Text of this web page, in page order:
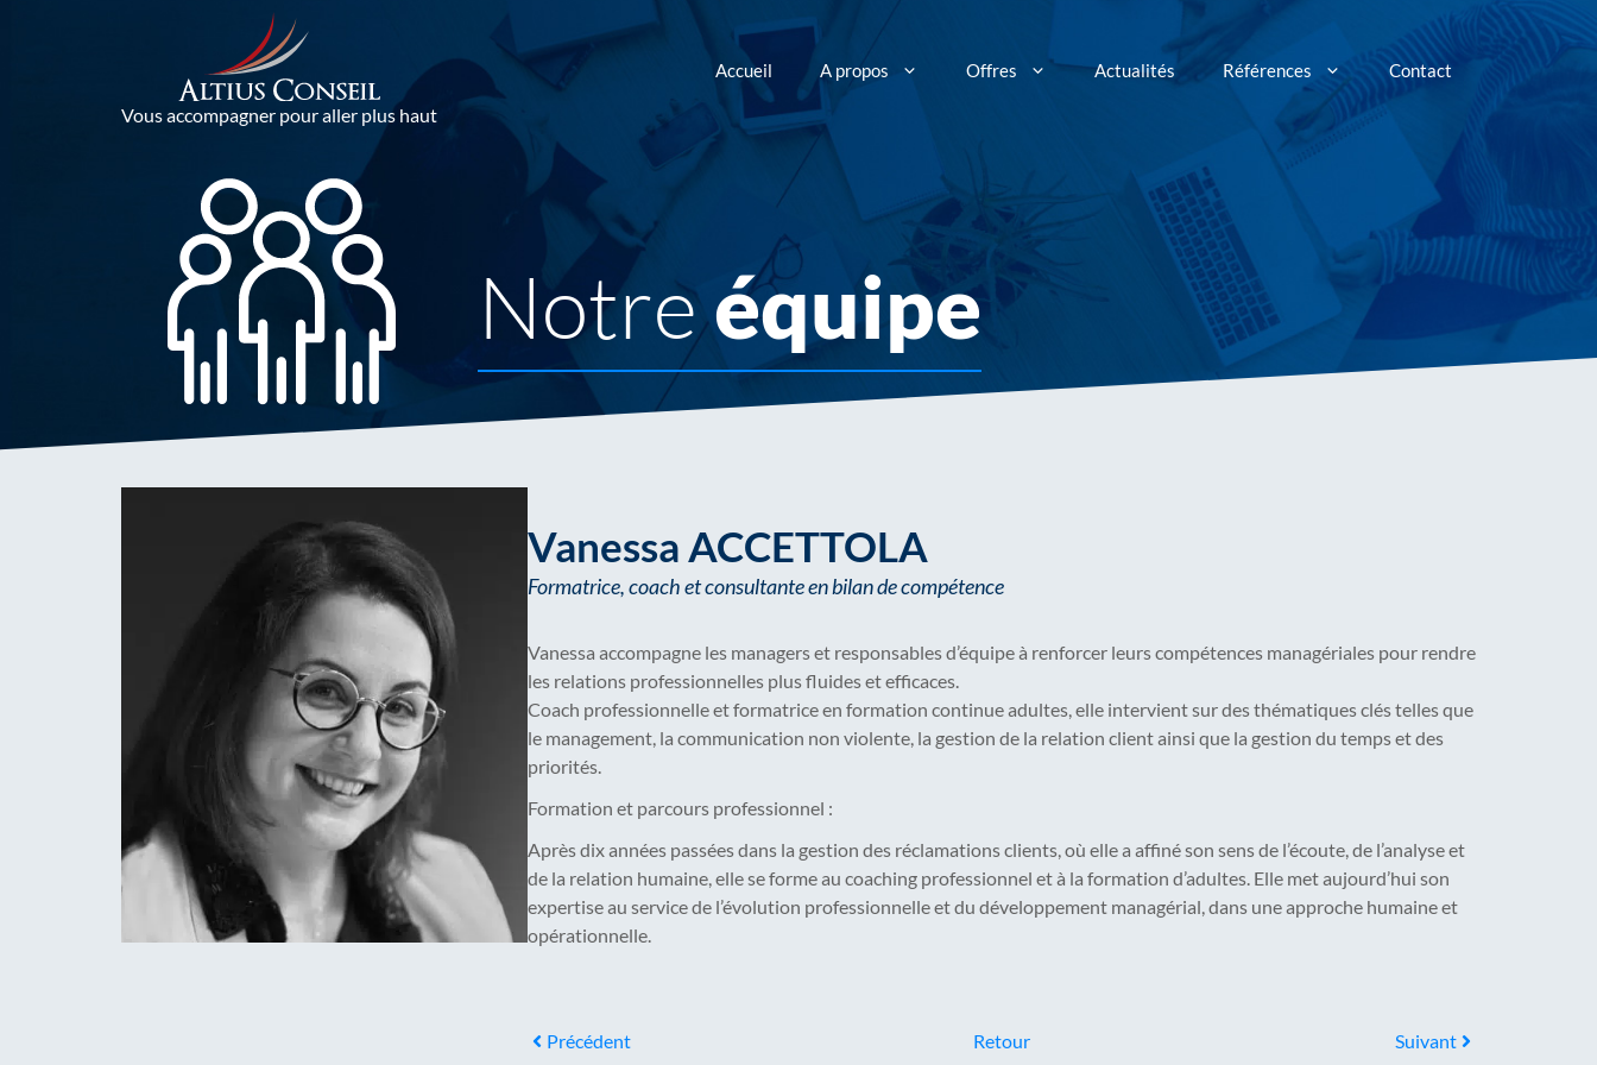
Vous accompagner pour aller plus haut
Accueil A propos Offres Actualités Références Contact
Notreéquipe
Vanessa ACCETTOLA
Formatrice, coach et consultante en bilan de compétence
Vanessa accompagne les managers et responsables d’équipe à renforcer leurs compétences managériales pour rendre
les relations professionnelles plus fluides et efficaces.
Coach professionnelle et formatrice en formation continue adultes, elle intervient sur des thématiques clés telles que
le management, la communication non violente, la gestion de la relation client ainsi que la gestion du temps et des
priorités.
Formation et parcours professionnel :
Après dix années passées dans la gestion des réclamations clients, où elle a affiné son sens de l’écoute, de l’analyse et
de la relation humaine, elle se forme au coaching professionnel et à la formation d’adultes. Elle met aujourd’hui son
expertise au service de l’évolution professionnelle et du développement managérial, dans une approche humaine et
opérationnelle.
Précédent Retour Suivant